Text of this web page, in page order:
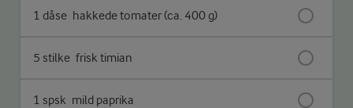
1 dåse hakkede tomater (ca. 400 g)
5 stilke frisk timian
1 spsk mild paprika